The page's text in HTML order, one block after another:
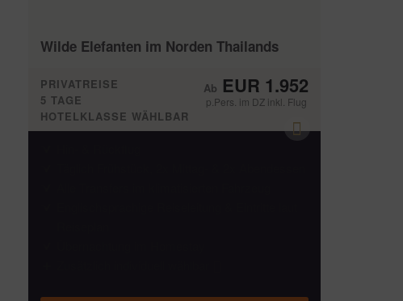
Wilde Elefanten im Norden Thailands
PRIVATREISE
5 TAGE
HOTELKLASSE WÄHLBAR
EUR 1.952
p.Pers. im DZ inkl. Flug